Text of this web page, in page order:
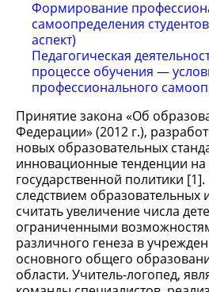
Формирование
самоопределения
аспект)
Педагогическая
процессе обучения —
профессионального
Принятие закона «Об
Федерации» (2012 г.),
новых образовательных
инновационные тенденции на
государственной политики
следствием
считать увеличение числа
ограниченными
различного генеза в
основного общего
области. Учитель-логопед,